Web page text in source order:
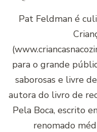
Pat Feldman é
para o grande
saborosas e livre
autora do livro de
Pela Boca, escrito
renomado